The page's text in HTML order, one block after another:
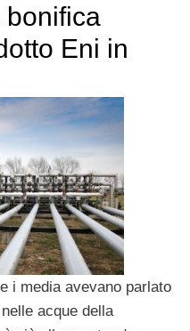
bonifica
Eni in
i media avevano parlato
nelle acque della